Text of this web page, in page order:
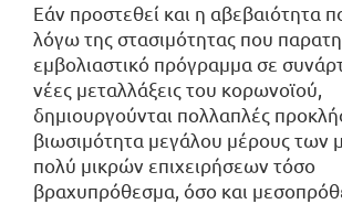
Εάν προστεθεί και η αβεβαιότητα
λόγω της στασιμότητας που
εμβολιαστικό πρόγραμμα σε
νέες μεταλλάξεις του κορωνοϊού,
δημιουργούνται πολλαπλές
βιωσιμότητα μεγάλου μέρους των
πολύ μικρών επιχειρήσεων τόσο
βραχυπρόθεσμα, όσο και